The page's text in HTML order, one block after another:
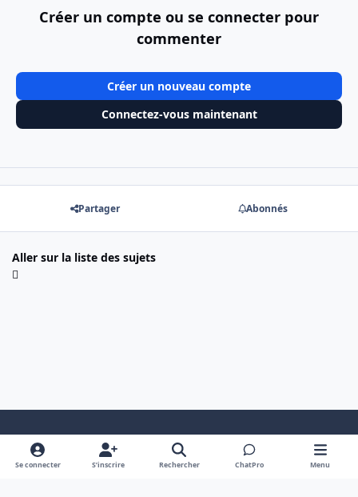
Créer un compte ou se connecter pour
commenter
Créer un nouveau compte
Connectez-vous maintenant
Partager Abonnés
Aller sur la liste des sujets
Mode clairDark ModeSystem Preference
Se connecter S’inscrire Rechercher ChatPro Menu